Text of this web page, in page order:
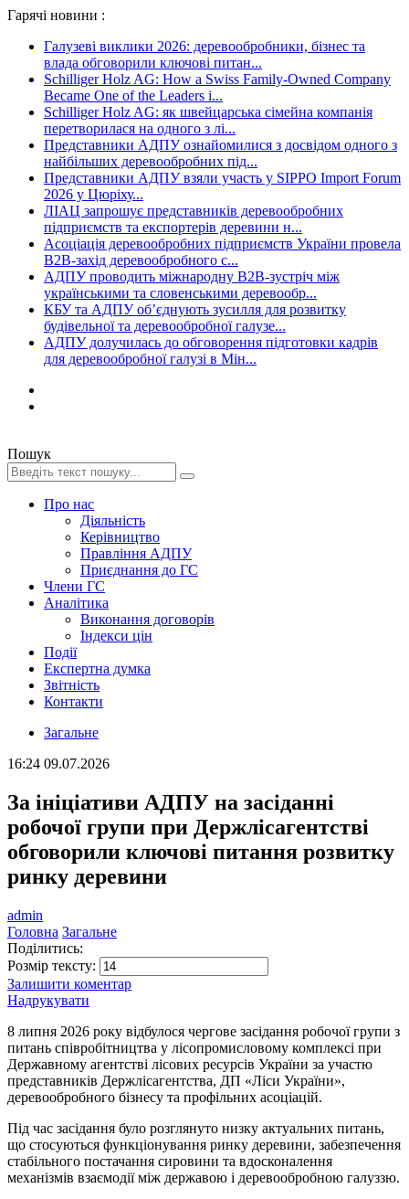
Гарячі новини :
Галузеві виклики 2026: деревообробники, бізнес та
влада обговорили ключові питан...
Schilliger Holz AG: How a Swiss Family-Owned Company
Became One of the Leaders i...
Schilliger Holz AG: як швейцарська сімейна компанія
перетворилася на одного з лі...
Представники АДПУ ознайомилися з досвідом одного з
найбільших деревообробних під...
Представники АДПУ взяли участь у SIPPO Import Forum
2026 у Цюріху...
ЛІАЦ запрошує представників деревообробних
підприємств та експортерів деревини н...
Асоціація деревообробних підприємств України провела
B2B-захід деревообробного с...
АДПУ проводить міжнародну B2B-зустріч між
українськими та словенськими деревообр...
КБУ та АДПУ об’єднують зусилля для розвитку
будівельної та деревообробної галузе...
АДПУ долучилась до обговорення підготовки кадрів
для деревообробної галузі в Мін...
Пошук
Про нас
Діяльність
Керівництво
Правління АДПУ
Приєднання до ГС
Члени ГС
Аналітика
Виконання договорів
Індекси цін
Події
Експертна думка
Звітність
Контакти
Загальне
16:24 09.07.2026
За ініціативи АДПУ на засіданні
робочої групи при Держлісагентстві
обговорили ключові питання розвитку
ринку деревини
admin
Головна Загальне
Поділитись:
Розмір тексту:
Залишити коментар
Надрукувати
8 липня 2026 року відбулося чергове засідання робочої групи з
питань співробітництва у лісопромисловому комплексі при
Державному агентстві лісових ресурсів України за участю
представників Держлісагентства, ДП «Ліси України»,
деревообробного бізнесу та профільних асоціацій.
Під час засідання було розглянуто низку актуальних питань,
що стосуються функціонування ринку деревини, забезпечення
стабільного постачання сировини та вдосконалення
механізмів взаємодії між державою і деревообробною галуззю.